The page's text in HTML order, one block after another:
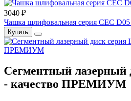
3040 ₽
Чашка шлифовальная серия CEC
Купить
Сегментный лазерный
- качество ПРЕМИУМ